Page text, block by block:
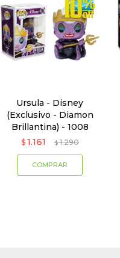
Ursula - Disney
(Exclusivo - Diamon
Brillantina) - 1008
$ 1.161 $ 1.290